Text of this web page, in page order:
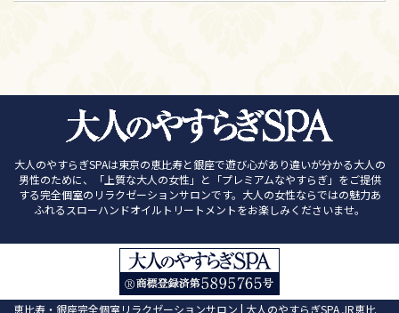
大人のやすらぎSPAは東京の恵比寿と銀座で遊び心があり違いが分かる大人の
男性のために、「上質な大人の女性」と「プレミアムなやすらぎ」をご提供
する完全個室のリラクゼーションサロンです。大人の女性ならではの魅力あ
ふれるスローハンドオイルトリートメントをお楽しみくださいませ。
恵比寿・銀座完全個室リラクゼーションサロン | 大人のやすらぎSPA JR恵比